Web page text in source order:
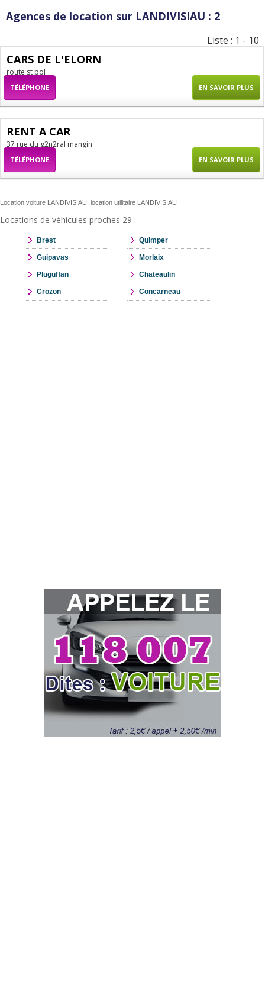
Agences de location sur LANDIVISIAU : 2
Liste : 1 - 10
CARS DE L'ELORN
route st pol
TÉLÉPHONE EN SAVOIR PLUS
RENT A CAR
37 rue du g2n2ral mangin
TÉLÉPHONE EN SAVOIR PLUS
Location voiture LANDIVISIAU, location utilitaire LANDIVISIAU
Locations de véhicules proches 29 :
Brest Quimper
Guipavas Morlaix
Pluguffan Chateaulin
Crozon Concarneau